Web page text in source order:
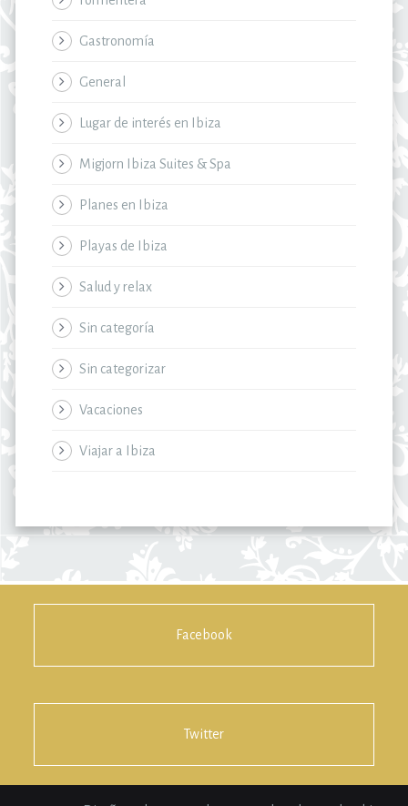
Gastronomía
General
Lugar de interés en Ibiza
Migjorn Ibiza Suites & Spa
Planes en Ibiza
Playas de Ibiza
Salud y relax
Sin categoría
Sin categorizar
Vacaciones
Viajar a Ibiza
Facebook
Twitter